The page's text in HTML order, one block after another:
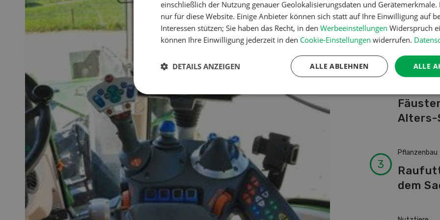
von A-
Alters-
Pflanzenbau
dem
einschließlich der Nutzung genauer Geolokalisierungsdaten und
nur für diese Website. Einige Anbieter können sich statt auf Ihre Einwilligung auf
Interessen stützen; Sie haben das Recht, in den Werbeeinstellungen Widerspruch
können Ihre Einwilligung jederzeit in den Cookie-Einstellungen widerrufen.
ALLE
ALLE ABLEHNEN
DETAILS ANZEIGEN